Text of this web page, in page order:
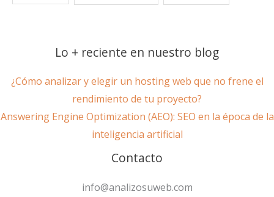
Lo + reciente en nuestro blog
¿Cómo analizar y elegir un hosting web que no frene el
rendimiento de tu proyecto?
Answering Engine Optimization (AEO): SEO en la época de la
inteligencia artificial
Contacto
info@analizosuweb.com